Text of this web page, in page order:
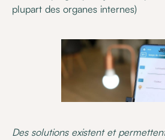
plupart des organes internes)
Des solutions existent et